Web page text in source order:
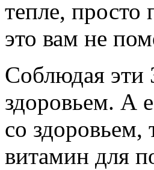
тепле, просто
это вам не
Соблюдая эти
здоровьем. А
со здоровьем,
витамин для